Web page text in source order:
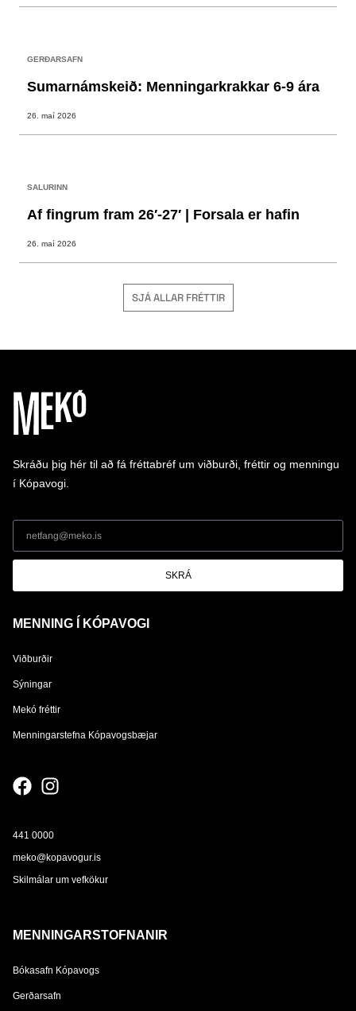
GERÐARSAFN
Sumarnámskeið: Menningarkrakkar 6-9 ára
26. maí 2026
SALURINN
Af fingrum fram 26′-27′ | Forsala er hafin
26. maí 2026
SJÁ ALLAR FRÉTTIR
Skráðu þig hér til að fá fréttabréf um viðburði, fréttir og menningu
í Kópavogi.
SKRÁ
MENNING Í KÓPAVOGI
Viðburðir
Sýningar
Mekó fréttir
Menningarstefna Kópavogsbæjar
441 0000
meko@kopavogur.is
Skilmálar um vefkökur
MENNINGARSTOFNANIR
Bókasafn Kópavogs
Gerðarsafn